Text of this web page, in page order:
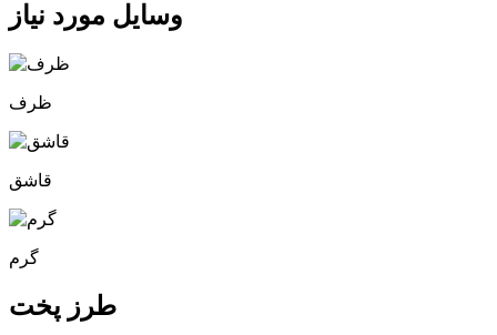
وسایل مورد نیاز
ظرف
قاشق
گرم
طرز پخت